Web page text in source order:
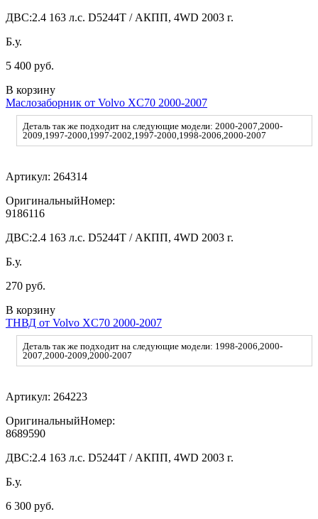
ДВС:2.4 163 л.с. D5244T / АКПП, 4WD 2003 г.
Б.у.
5 400 руб.
В корзину
Маслозаборник от Volvo XC70 2000-2007
Деталь так же подходит на следующие модели: 2000-2007,2000-
2009,1997-2000,1997-2002,1997-2000,1998-2006,2000-2007
Артикул: 264314
ОригинальныйНомер:
9186116
ДВС:2.4 163 л.с. D5244T / АКПП, 4WD 2003 г.
Б.у.
270 руб.
В корзину
ТНВД от Volvo XC70 2000-2007
Деталь так же подходит на следующие модели: 1998-2006,2000-
2007,2000-2009,2000-2007
Артикул: 264223
ОригинальныйНомер:
8689590
ДВС:2.4 163 л.с. D5244T / АКПП, 4WD 2003 г.
Б.у.
6 300 руб.